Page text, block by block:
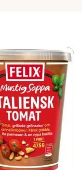
Smaklig måltid!
det både gott och
Tomato &
och matig
pärlor av
linser och
smaksatt med
är lakto-
och
fantastiskt.
på jobbet eller